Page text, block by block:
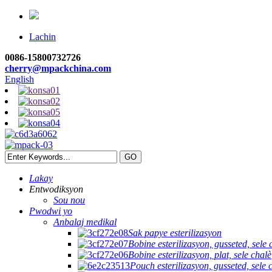
Lachin
0086-15800732726
cherry@mpackchina.com
English
Lakay
Entwodiksyon
Sou nou
Pwodwi yo
Anbalaj medikal
Sak papye esterilizasyon
Bobine esterilizasyon, gusseted, sele
Bobine esterilizasyon, plat, sele chalè
Pouch esterilizasyon, gusseted, sele